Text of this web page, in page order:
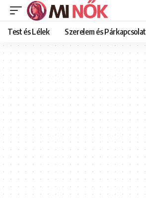
Test és Lélek Szerelem és Párkapcsolat